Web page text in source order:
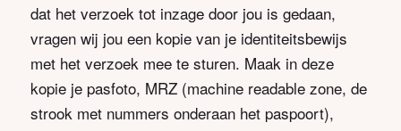
dat het verzoek tot inzage door jou is gedaan,
vragen wij jou een kopie van je identiteitsbewijs
met het verzoek mee te sturen. Maak in deze
kopie je pasfoto, MRZ (machine readable zone, de
strook met nummers onderaan het paspoort),